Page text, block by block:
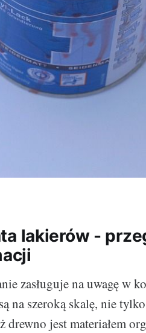
lakierów -
zasługuje na uwagę w
na szeroką skalę, nie
drewno jest materiałem